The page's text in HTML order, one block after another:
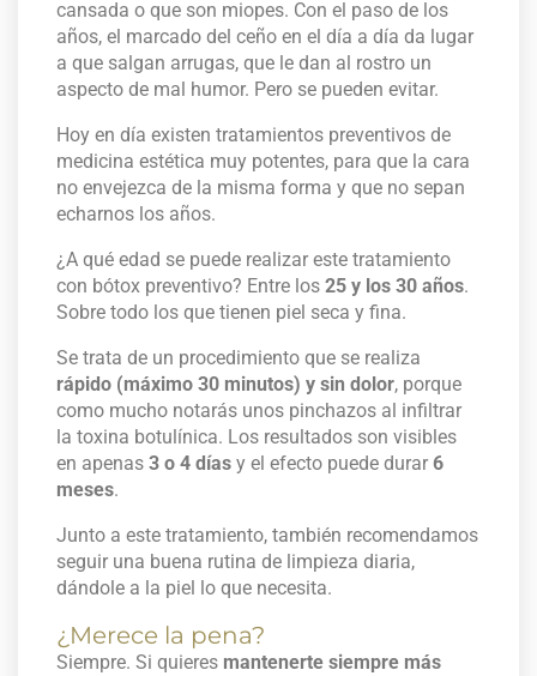
cansada o que son miopes. Con el paso de los
años, el marcado del ceño en el día a día da lugar
a que salgan arrugas, que le dan al rostro un
aspecto de mal humor. Pero se pueden evitar.
Hoy en día existen tratamientos preventivos de
medicina estética muy potentes, para que la cara
no envejezca de la misma forma y que no sepan
echarnos los años.
¿A qué edad se puede realizar este tratamiento
con bótox preventivo? Entre los25 y los 30 años.
Sobre todo los que tienen piel seca y fina.
Se trata de un procedimiento que se realiza
rápido (máximo 30 minutos) y sin dolor, porque
como mucho notarás unos pinchazos al infiltrar
la toxina botulínica. Los resultados son visibles
en apenas3 o 4 días y el efecto puede durar6
meses.
Junto a este tratamiento, también recomendamos
seguir una buena rutina de limpieza diaria,
dándole a la piel lo que necesita.
¿Merece la pena?
Siempre. Si quieres mantenerte siempre más